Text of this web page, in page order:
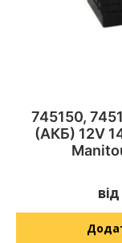
745150,
(АКБ) 12V
від